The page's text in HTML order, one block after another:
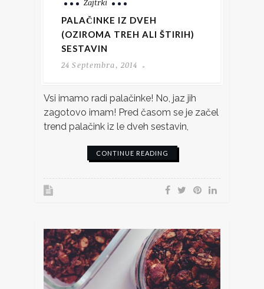
Zajtrki
PALAČINKE IZ DVEH
(OZIROMA TREH ALI ŠTIRIH)
SESTAVIN
24 Septembra, 2014
Vsi imamo radi palačinke! No, jaz jih
zagotovo imam! Pred časom se je začel
trend palačink iz le dveh sestavin,
CONTINUE READING